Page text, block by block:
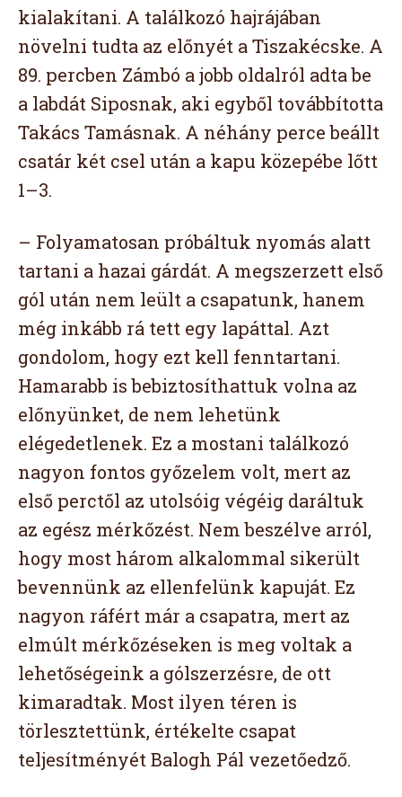
kialakítani. A találkozó hajrájában
növelni tudta az előnyét a Tiszakécske. A
89. percben Zámbó a jobb oldalról adta be
a labdát Siposnak, aki egyből továbbította
Takács Tamásnak. A néhány perce beállt
csatár két csel után a kapu közepébe lőtt
1–3.
– Folyamatosan próbáltuk nyomás alatt
tartani a hazai gárdát. A megszerzett első
gól után nem leült a csapatunk, hanem
még inkább rá tett egy lapáttal. Azt
gondolom, hogy ezt kell fenntartani.
Hamarabb is bebiztosíthattuk volna az
előnyünket, de nem lehetünk
elégedetlenek. Ez a mostani találkozó
nagyon fontos győzelem volt, mert az
első perctől az utolsóig végéig daráltuk
az egész mérkőzést. Nem beszélve arról,
hogy most három alkalommal sikerült
bevennünk az ellenfelünk kapuját. Ez
nagyon ráfért már a csapatra, mert az
elmúlt mérkőzéseken is meg voltak a
lehetőségeink a gólszerzésre, de ott
kimaradtak. Most ilyen téren is
törlesztettünk, értékelte csapat
teljesítményét Balogh Pál vezetőedző.